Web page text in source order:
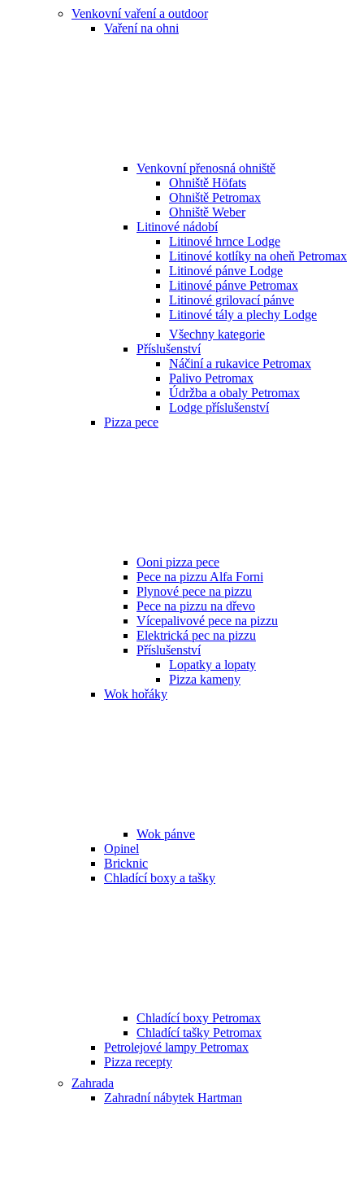
Venkovní vaření a outdoor
Vaření na ohni
Venkovní přenosná ohniště
Ohniště Höfats
Ohniště Petromax
Ohniště Weber
Litinové nádobí
Litinové hrnce Lodge
Litinové kotlíky na oheň Petromax
Litinové pánve Lodge
Litinové pánve Petromax
Litinové grilovací pánve
Litinové tály a plechy Lodge
Všechny kategorie
Příslušenství
Náčiní a rukavice Petromax
Palivo Petromax
Údržba a obaly Petromax
Lodge příslušenství
Pizza pece
Ooni pizza pece
Pece na pizzu Alfa Forni
Plynové pece na pizzu
Pece na pizzu na dřevo
Vícepalivové pece na pizzu
Elektrická pec na pizzu
Příslušenství
Lopatky a lopaty
Pizza kameny
Wok hořáky
Wok pánve
Opinel
Bricknic
Chladící boxy a tašky
Chladící boxy Petromax
Chladící tašky Petromax
Petrolejové lampy Petromax
Pizza recepty
Zahrada
Zahradní nábytek Hartman